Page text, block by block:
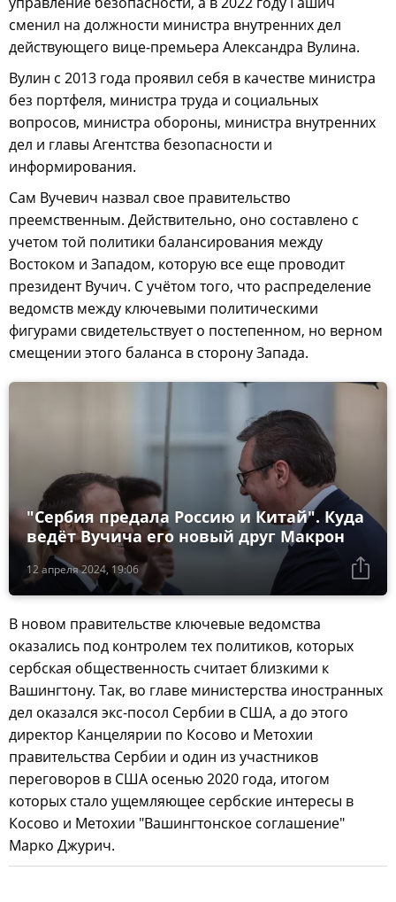
сменил на должности министра внутренних дел
действующего вице-премьера Александра Вулина.
Вулин с 2013 года проявил себя в качестве министра
без портфеля, министра труда и социальных
вопросов, министра обороны, министра внутренних
дел и главы Агентства безопасности и
информирования.
Сам Вучевич назвал свое правительство
преемственным. Действительно, оно составлено с
учетом той политики балансирования между
Востоком и Западом, которую все еще проводит
президент Вучич. С учётом того, что распределение
ведомств между ключевыми политическими
фигурами свидетельствует о постепенном, но верном
смещении этого баланса в сторону Запада.
12 апреля 2024, 19:06
"Сербия предала Россию и Китай". Куда
ведёт Вучича его новый друг Макрон
В новом правительстве ключевые ведомства
оказались под контролем тех политиков, которых
сербская общественность считает близкими к
Вашингтону. Так, во главе министерства иностранных
дел оказался экс-посол Сербии в США, а до этого
директор Канцелярии по Косово и Метохии
правительства Сербии и один из участников
переговоров в США осенью 2020 года, итогом
которых стало ущемляющее сербские интересы в
Косово и Метохии "Вашингтонское соглашение"
Марко Джурич.